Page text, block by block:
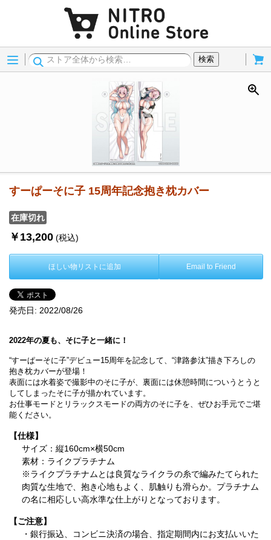
Menu
検索
すーぱーそに子 15周年記念抱き枕カバー
在庫切れ
￥13,200 (税込)
ほしい物リストに追加 Email to Friend
発売日: 2022/08/26
2022年の夏も、そに子と一緒に！
“すーぱーそに子”デビュー15周年を記念して、“津路参汰”描き下ろしの
抱き枕カバーが登場！
表面には水着姿で撮影中のそに子が、裏面には休憩時間についうとうと
してしまったそに子が描かれています。
お仕事モードとリラックスモードの両方のそに子を、ぜひお手元でご堪
能ください。
【仕様】
サイズ：縦160cm×横50cm
素材：ライクプラチナム
※ライクプラチナムとは良質なライクラの糸で編みたてられた
肉質な生地で、抱き心地もよく、肌触りも滑らか。プラチナム
の名に相応しい高水準な仕上がりとなっております。
【ご注意】
・銀行振込、コンビニ決済の場合、指定期間内にお支払いいた